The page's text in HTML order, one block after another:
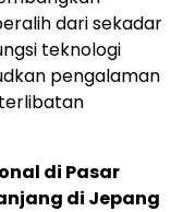
dari sekadar
teknologi
pengalaman
di Pasar
di Jepang